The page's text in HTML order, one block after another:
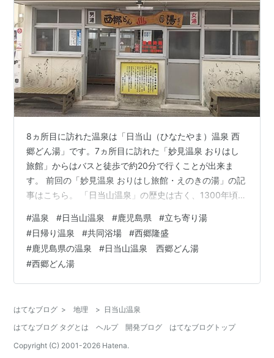
8ヵ所目に訪れた温泉は「日当山（ひなたやま）温泉 西
郷どん湯」です。7ヵ所目に訪れた「妙見温泉 おりはし
旅館」からはバスと徒歩で約20分で行くことが出来ま
す。 前回の「妙見温泉 おりはし旅館・えのきの湯」の記
事はこちら。 「日当山温泉」の歴史は古く、1300年頃に
隆盛や小松帯刀、坂本龍馬など歴史的な偉人も多く訪れ
た温泉地です。 「西郷どん湯」は「日当山温泉」の中で
最も古くからある温泉で、「元湯」と呼ばれていた地元
の方も多く利用する共同浴場です。 温泉施設の前には素
泊まりできる宿泊施設があり、宿泊すると何回でも無料
#温泉 #日当山温泉 #鹿児島県 #立ち寄り湯
#日帰り温泉 #共同浴場 #西郷隆盛
#鹿児島県の温泉 #日当山温泉 西郷どん湯
#西郷どん湯
はてなブログ > 地理 > 日当山温泉
はてなブログ タグとは
ヘルプ 開発ブログ
はてなブログトップ
Copyright (C) 2001-2026 Hatena.